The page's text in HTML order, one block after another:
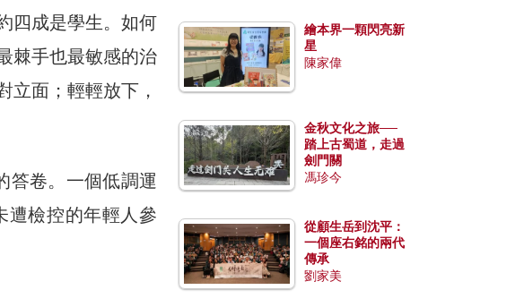
四成是學生。如何
棘手也最敏感的治
立面；輕輕放下，
答卷。一個低調運
遭檢控的年輕人參
繪本界一顆閃亮新
星
陳家偉
金秋文化之旅──
踏上古蜀道，走過
劍門關
馮珍今
從顧生岳到沈平：
一個座右銘的兩代
傳承
劉家美